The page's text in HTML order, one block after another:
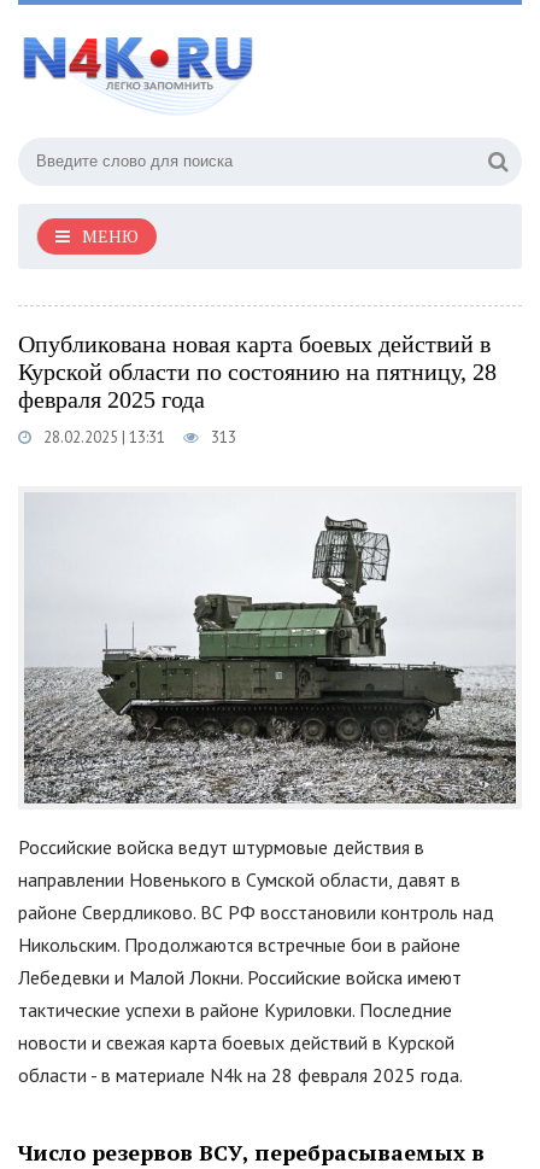
МЕНЮ
Опубликована новая карта боевых действий в
Курской области по состоянию на пятницу, 28
февраля 2025 года
28.02.2025 | 13:31 313
Российские войска ведут штурмовые действия в
направлении Новенького в Сумской области, давят в
районе Свердликово. ВС РФ восстановили контроль над
Никольским. Продолжаются встречные бои в районе
Лебедевки и Малой Локни. Российские войска имеют
тактические успехи в районе Куриловки. Последние
новости и свежая карта боевых действий в Курской
области - в материале N4k на 28 февраля 2025 года.
Число резервов ВСУ, перебрасываемых в